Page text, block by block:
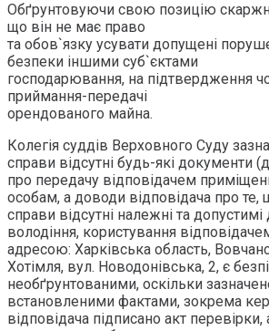
Обґрунтовуючи свою позицію
що він не має право
та обов`язку усувати допущені
безпеки іншими суб`єктами
господарювання, на підтвердження
приймання-передачі
орендованого майна.
Колегія суддів Верховного Суду
справи відсутні будь-які документи
про передачу відповідачем
особам, а доводи відповідача про те,
справи відсутні належні та
володіння, користування
адресою: Харківська область,
Хотімля, вул. Новодонівська, 2, є
необґрунтованими, оскільки
встановленими фактами, зокрема
відповідача підписано акт